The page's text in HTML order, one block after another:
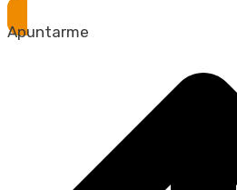
Apuntarme